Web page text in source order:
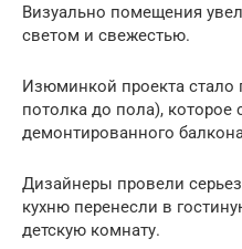
Визуально помещения
светом и свежестью.
Изюминкой проекта стало
потолка до пола), которое
демонтированного
Дизайнеры провели
кухню перенесли в
детскую комнату.